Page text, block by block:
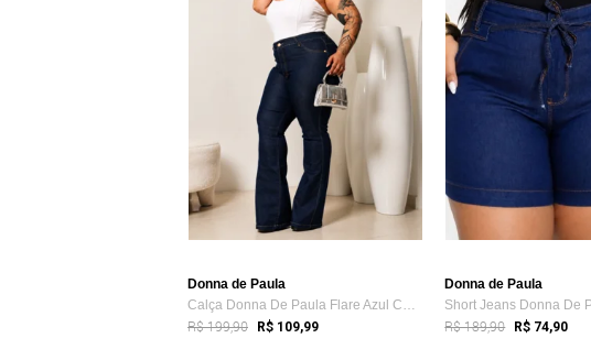
Donna de Paula
Calça Donna De Paula Flare Azul Carbono ...
R$ 199,90 R$ 109,99
Donna de Paula
R$ 189,90 R$ 74,90